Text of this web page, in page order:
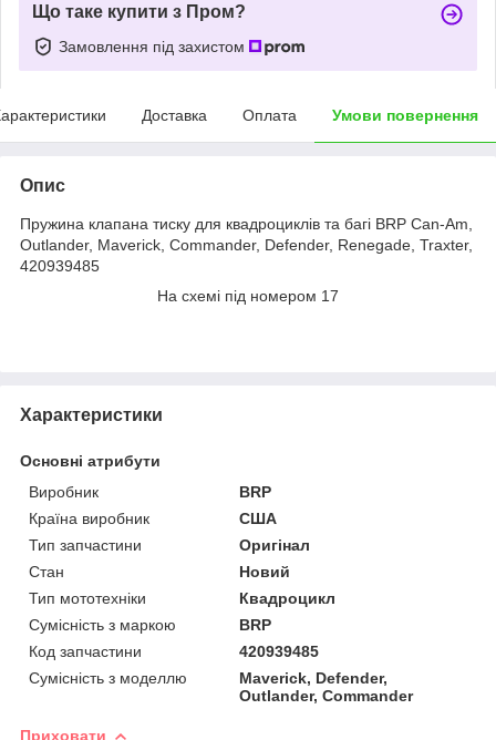
Що таке купити з Пром?
Замовлення під захистом
Доставка Оплата Умови повернення
Опис
Пружина клапана тиску для квадроциклів та багі BRP Can-Am,
Outlander, Maverick, Commander, Defender, Renegade, Traxter,
420939485
На схемі під номером 17
Характеристики
Основні атрибути
Виробник
BRP
Країна виробник
США
Тип запчастини
Оригінал
Стан
Новий
Тип мототехніки
Квадроцикл
Сумісність з маркою
BRP
Код запчастини
420939485
Сумісність з моделлю
Maverick, Defender,
Outlander, Commander
Приховати